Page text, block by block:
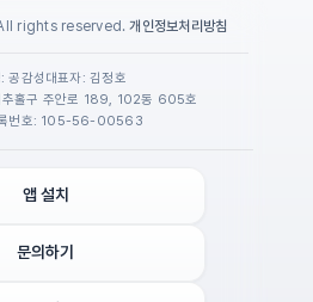
rights reserved.개인정보처리방침
공감성 대표자: 김정호
추홀구 주안로 189, 102동 605호
록번호: 105-56-00563
앱 설치
문의하기